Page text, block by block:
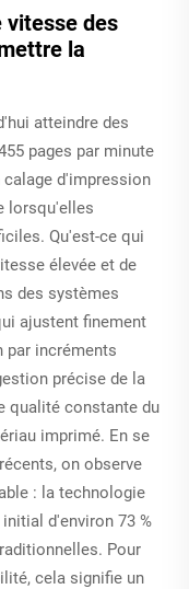
vitesse des
la
atteindre des
pages par minute
d'impression
lorsqu'elles
Qu'est-ce qui
élevée et de
des systèmes
ajustent finement
par incréments
précise de la
qualité constante du
imprimé. En se
on observe
: la technologie
d'environ 73 %
Pour
cela signifie un